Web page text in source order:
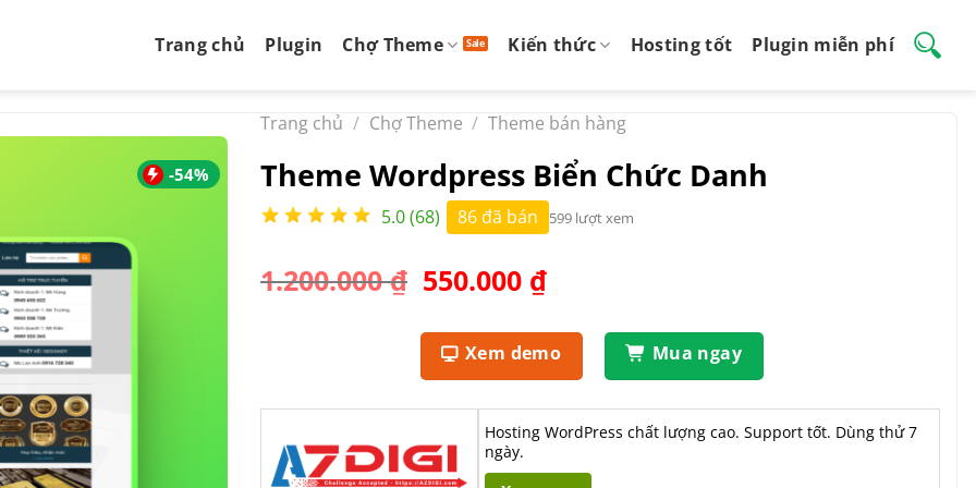
Trang chủ Plugin Chợ Theme Kiến thức Hosting tốt Plugin miễn phí
-54%
Trang chủ / Chợ Theme / Theme bán hàng
Theme Wordpress Biển Chức Danh
5.0 (68) 86 đã bán 599 lượt xem
1.200.000₫ Giá
là:
1.200.000 ₫.
550.000 ₫Giá
tại
là:
550.000 ₫.
Xem demo Mua ngay
Hosting WordPress chất lượng cao. Support tốt. Dùng thử 7
ngày.